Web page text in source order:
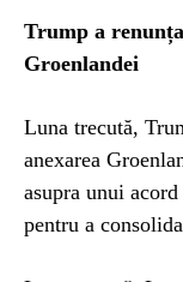
Trump a
Groenlandei
Luna trecută,
anexarea
asupra unui
pentru a